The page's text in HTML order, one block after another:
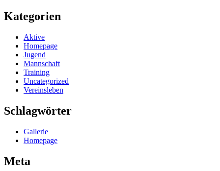
Kategorien
Aktive
Homepage
Jugend
Mannschaft
Training
Uncategorized
Vereinsleben
Schlagwörter
Gallerie
Homepage
Meta